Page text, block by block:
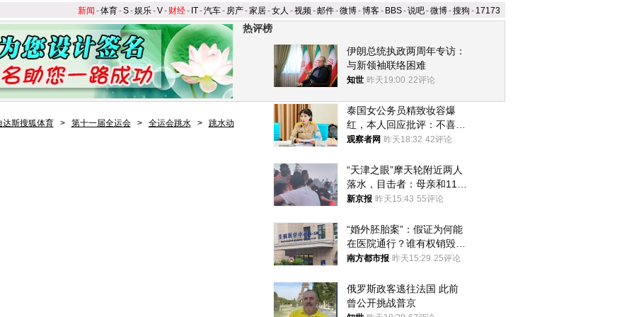
新闻 -体育-S-娱乐-V- 财经- IT-汽车- 房产-家居-女人 -视频-邮件-微博-博客- BBS-说吧-微博-搜狗 - 17173
热评榜
伊朗总统执政两周年专访：
与新领袖联络困难
知世 昨天19:00 22评论
泰国女公务员精致妆容爆
红，本人回应批评：不喜欢
就别看
观察者网 昨天18:32 42评论
“天津之眼”摩天轮附近两人
落水，目击者：母亲和11岁
儿子先后被打捞上岸
新京报 昨天15:43 55评论
“婚外胚胎案”：假证为何能
在医院通行？谁有权销毁胚
胎？
南方都市报 昨天15:29 25评论
俄罗斯政客逃往法国 此前
曾公开挑战普京
达斯搜狐体育 > 第十一届全运会 > 全运会跳水 > 跳水动